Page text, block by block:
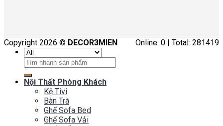
Online: 0 | Total: 281419
Copyright 2026 © DECOR3MIEN
Tìm
Nội Thất Phòng Khách
Kệ Tivi
Bàn Trà
Ghế Sofa Bed
Ghế Sofa Vải